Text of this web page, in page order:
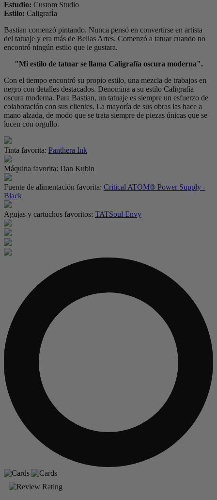
Estudio: Custom Studio
Estilo: CaligrafÌa
Bastian comenzó pintando. Nunca pensó en convertirse en artista
del tatuaje y era más de Bellas Artes. Comenzó a tatuar cuando no
encontró ningún estilo que le gustara.
"Mi estilo de tatuar se llama Caligrafía oscura moderna".
Con el tiempo encontró su propio estilo, una mezcla de trabajos en
negro con detalles destacados. Denomina a su estilo Caligrafía
oscura moderna. Para Bastian, un tatuaje es siempre un esfuerzo de
colaboración con sus clientes. La mayoría de sus obras las hace a
mano alzada, de modo que se trata siempre de piezas únicas que se
lucen con orgullo.
Tinta favorita: Panthera Ink
Máquina favorita: Dan Kubin
Fuente de alimentación favorita: Critical ATOM® Power Supply -
Black
Agujas y cartuchos favoritos: TATSoul Envy